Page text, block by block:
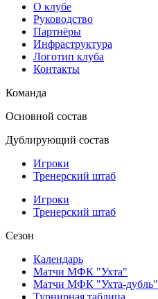
О клубе
Руководство
Партнёры
Инфраструктура
Логотип клуба
Контакты
Команда
Основной состав
Дублирующий состав
Игроки
Тренерский штаб
Игроки
Тренерский штаб
Сезон
Календарь
Матчи МФК "Ухта"
Матчи МФК "Ухта-дубль"